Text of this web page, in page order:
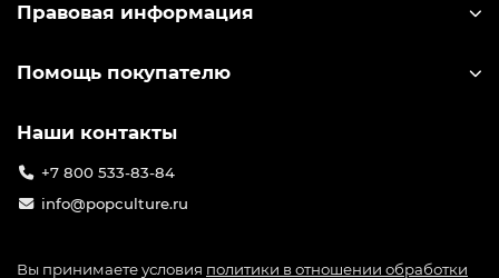
Правовая информация
Помощь покупателю
Наши контакты
+7 800 533-83-84
info@popculture.ru
Вы принимаете условия политики в отношении обработки